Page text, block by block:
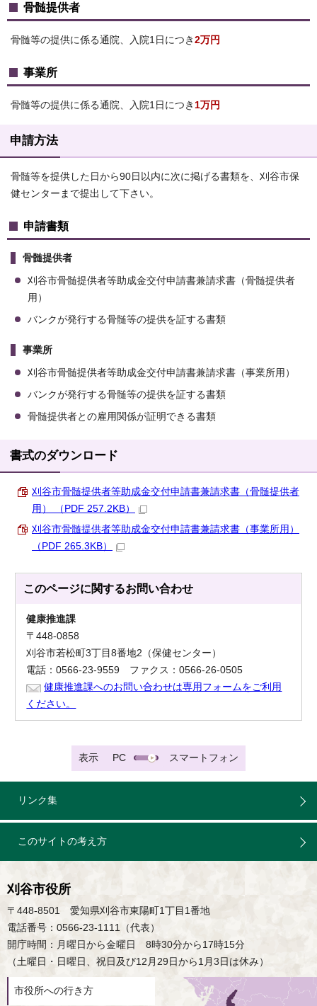
骨髄提供者
骨髄等の提供に係る通院、入院1日につき 2万円
事業所
骨髄等の提供に係る通院、入院1日につき 1万円
申請方法
骨髄等を提供した日から90日以内に次に掲げる書類を、刈谷市保
健センターまで提出して下さい。
申請書類
骨髄提供者
刈谷市骨髄提供者等助成金交付申請書兼請求書（骨髄提供者
用）
バンクが発行する骨髄等の提供を証する書類
事業所
刈谷市骨髄提供者等助成金交付申請書兼請求書（事業所用）
バンクが発行する骨髄等の提供を証する書類
骨髄提供者との雇用関係が証明できる書類
書式のダウンロード
刈谷市骨髄提供者等助成金交付申請書兼請求書（骨髄提供者
用） （PDF 257.2KB）
刈谷市骨髄提供者等助成金交付申請書兼請求書（事業所用）
（PDF 265.3KB）
このページに関するお問い合わせ
健康推進課
〒448-0858
刈谷市若松町3丁目8番地2（保健センター）
電話：0566-23-9559 ファクス：0566-26-0505
健康推進課へのお問い合わせは専用フォームをご利用
ください。
表示 PC スマートフォン
リンク集
このサイトの考え方
刈谷市役所
〒448-8501 愛知県刈谷市東陽町1丁目1番地
電話番号：0566-23-1111（代表）
開庁時間：月曜日から金曜日 8時30分から17時15分
（土曜日・日曜日、祝日及び12月29日から1月3日は休み）
市役所への行き方